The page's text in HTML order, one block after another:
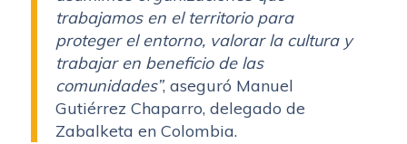
trabajamos en el territorio para
proteger el entorno, valorar la cultura y
trabajar en beneficio de las
comunidades”, aseguró Manuel
Gutiérrez Chaparro, delegado de
Zabalketa en Colombia.